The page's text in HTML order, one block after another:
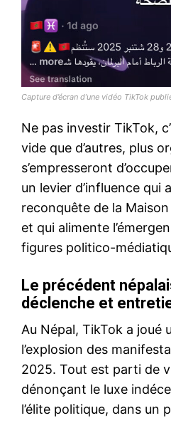
Capture d’écran d’une vidéo TikTok
Ne pas investir TikTok,
vide que d’autres, plus
s’empresseront
un levier d’influence qui
reconquête de la
et qui alimente
figures politico-
Le précédent
déclenche et
Au Népal, TikTok a joué
l’explosion des
2025. Tout est parti de
dénonçant le luxe
l’élite politique, dans un